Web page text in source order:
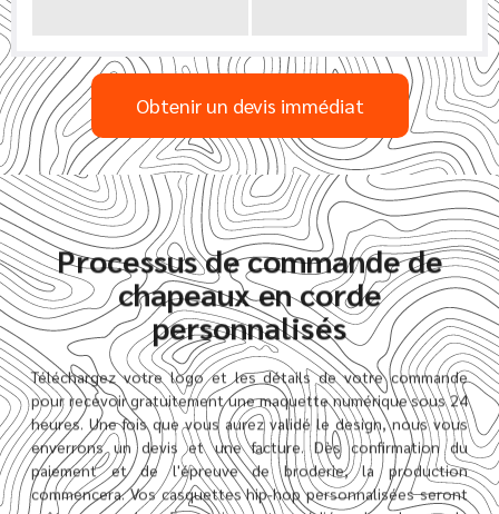
Obtenir un devis immédiat
Processus de commande de
chapeaux en corde
personnalisés
Téléchargez votre logo et les détails de votre commande
pour recevoir gratuitement une maquette numérique sous 24
heures. Une fois que vous aurez validé le design, nous vous
enverrons un devis et une facture. Dès confirmation du
paiement et de l'épreuve de broderie, la production
commencera. Vos casquettes hip-hop personnalisées seront
prêtes en environ 5 semaines et expédiées dans le monde
entier via DHL, FedEx, UPS ou en DDP.